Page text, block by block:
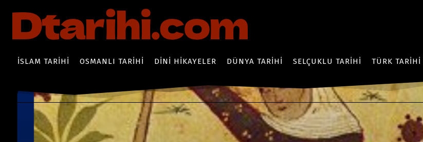
İSLAM TARIHI OSMANLI TARIHI DINI HIKAYELER DÜNYA TARIHI SELÇUKLU TARIHI TÜRK TARIHI